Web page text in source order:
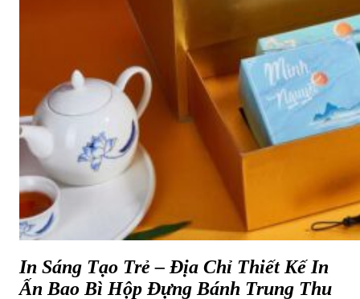
In Sáng Tạo Trẻ – Địa Chỉ Thiết Kế In
Ấn Bao Bì Hộp Đựng Bánh Trung Thu